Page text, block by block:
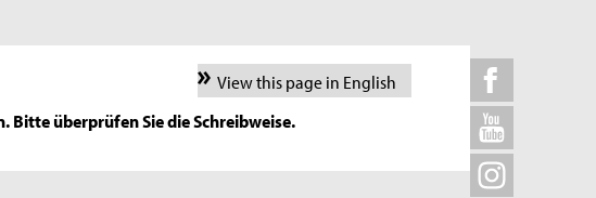
View this page in English
Bitte überprüfen Sie die Schreibweise.